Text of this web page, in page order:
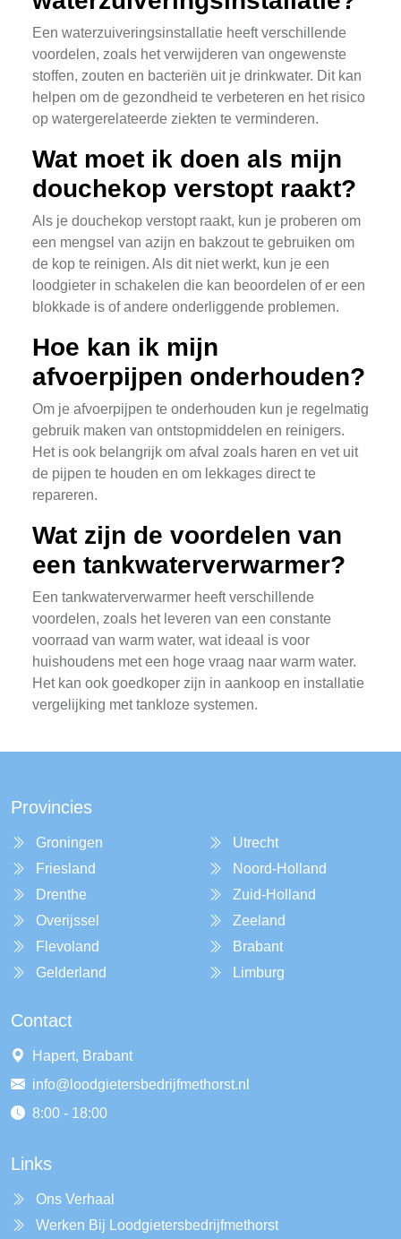
Een waterzuiveringsinstallatie heeft verschillende
voordelen, zoals het verwijderen van ongewenste
stoffen, zouten en bacteriën uit je drinkwater. Dit kan
helpen om de gezondheid te verbeteren en het risico
op watergerelateerde ziekten te verminderen.
Wat moet ik doen als mijn
douchekop verstopt raakt?
Als je douchekop verstopt raakt, kun je proberen om
een mengsel van azijn en bakzout te gebruiken om
de kop te reinigen. Als dit niet werkt, kun je een
loodgieter in schakelen die kan beoordelen of er een
blokkade is of andere onderliggende problemen.
Hoe kan ik mijn
afvoerpijpen onderhouden?
Om je afvoerpijpen te onderhouden kun je regelmatig
gebruik maken van ontstopmiddelen en reinigers.
Het is ook belangrijk om afval zoals haren en vet uit
de pijpen te houden en om lekkages direct te
repareren.
Wat zijn de voordelen van
een tankwaterverwarmer?
Een tankwaterverwarmer heeft verschillende
voordelen, zoals het leveren van een constante
voorraad van warm water, wat ideaal is voor
huishoudens met een hoge vraag naar warm water.
Het kan ook goedkoper zijn in aankoop en installatie
vergelijking met tankloze systemen.
Provincies
Groningen
Friesland
Drenthe
Overijssel
Flevoland
Gelderland
Utrecht
Noord-Holland
Zuid-Holland
Zeeland
Brabant
Limburg
Contact
Hapert, Brabant
info@loodgietersbedrijfmethorst.nl
8:00 - 18:00
Links
Ons Verhaal
Werken Bij Loodgietersbedrijfmethorst